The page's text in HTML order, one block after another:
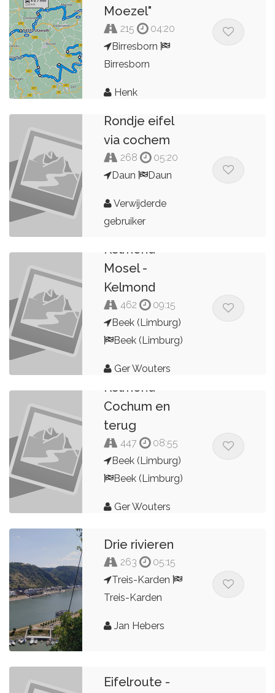
Moezel"
215
04:20
Birresborn
Birresborn
Henk
Rondje eifel
via cochem
268
05:20
Daun
Daun
Verwijderde
gebruiker
Kelmond -
Mosel -
Kelmond
462
09:15
Beek (Limburg)
Beek (Limburg)
Ger Wouters
Kelmond -
Cochum en
terug
447
08:55
Beek (Limburg)
Beek (Limburg)
Ger Wouters
Drie rivieren
263
05:15
Treis-Karden
Treis-Karden
Jan Hebers
Eifelroute -